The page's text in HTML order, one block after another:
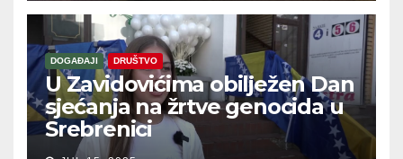
DOGAĐAJI DRUŠTVO
U Zavidovićima obilježen Dan
sjećanja na žrtve genocida u
Srebrenici